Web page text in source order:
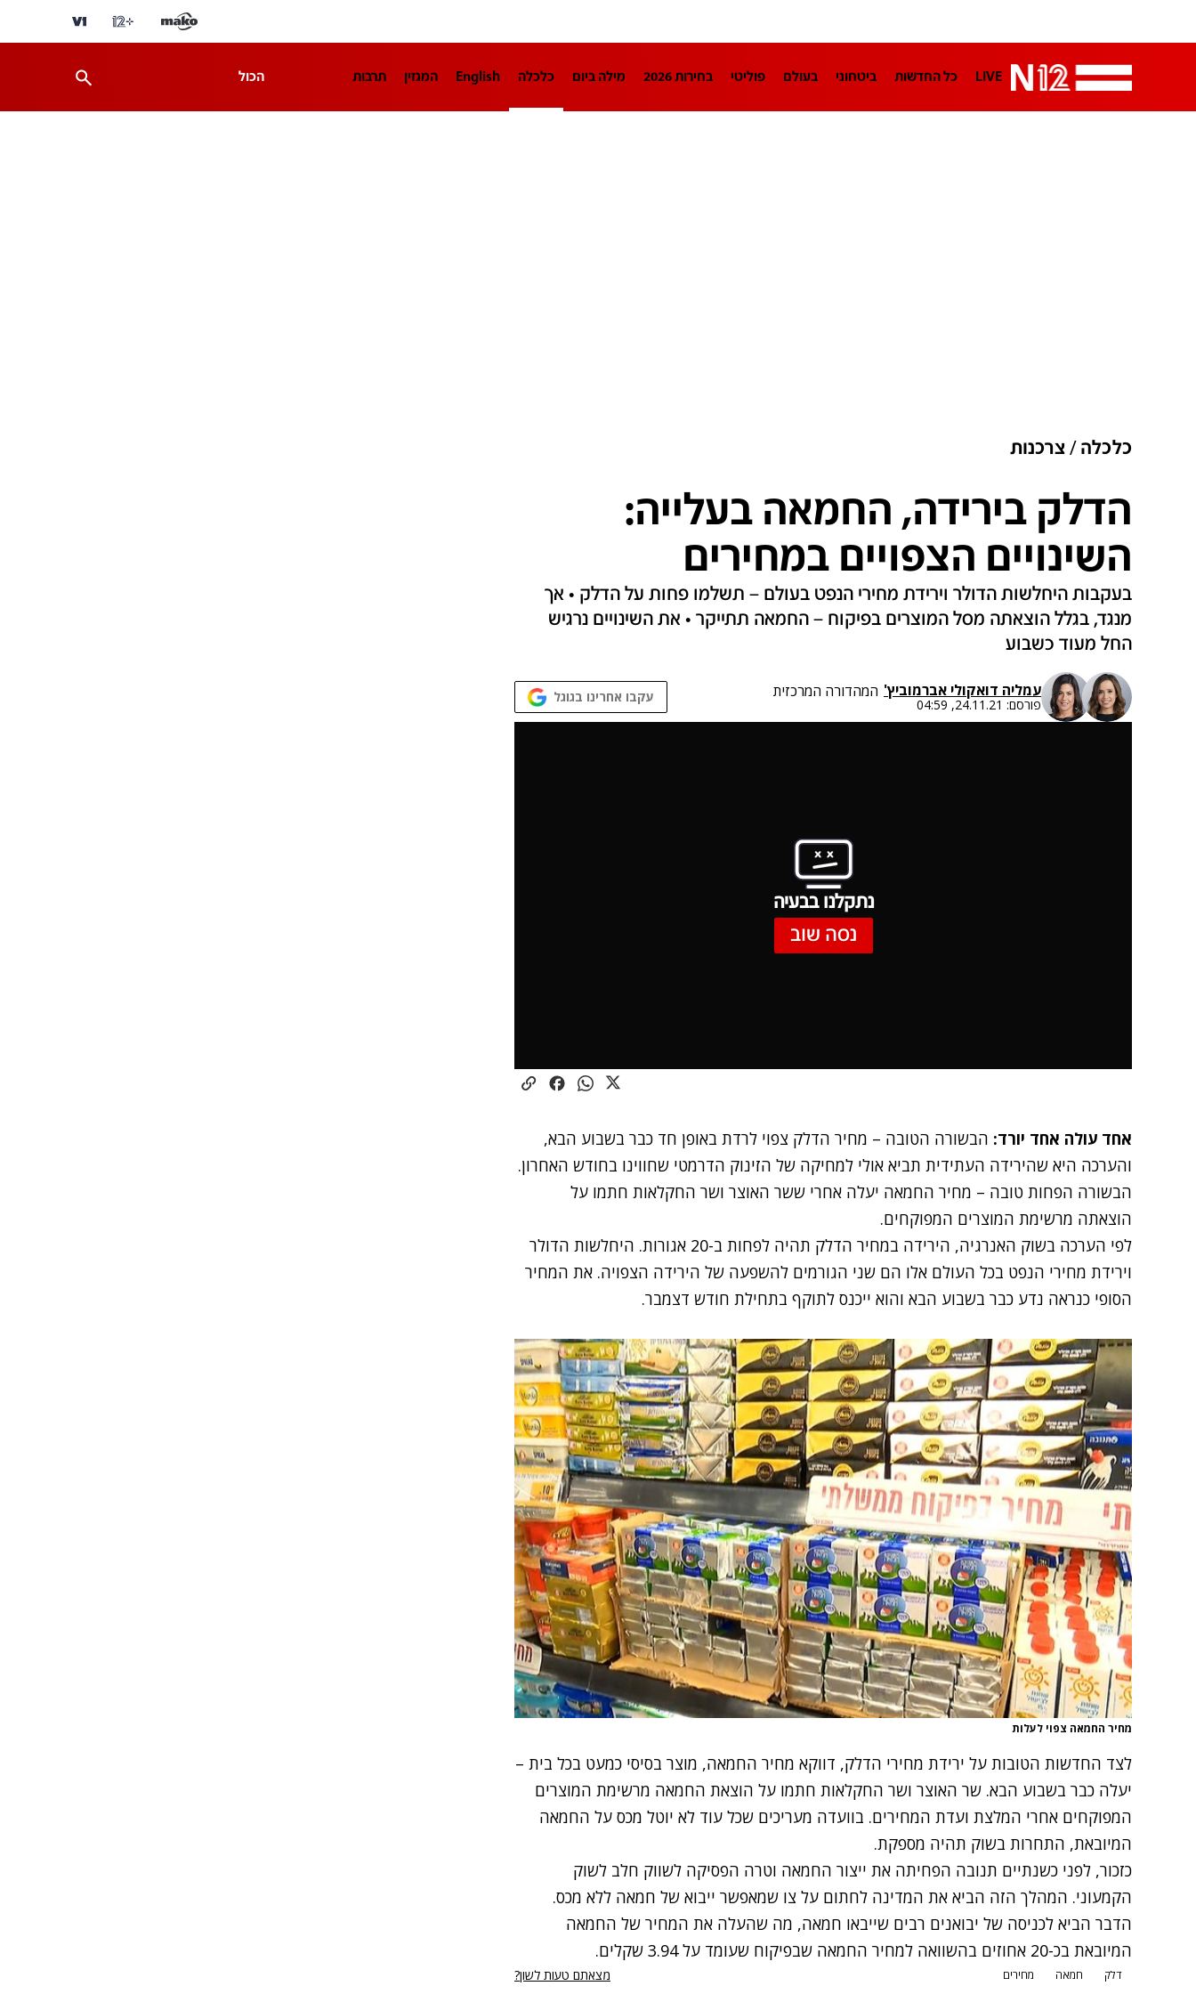
LIVE כל החדשות ביטחוני בעולם פוליטי בחירות 2026 מילה ביום כלכלה English המגזין תרבות הכול
כלכלה צרכנות
הדלק בירידה, החמאה בעלייה:
השינויים הצפויים במחירים
בעקבות היחלשות הדולר וירידת מחירי הנפט בעולם – תשלמו פחות על הדלק • אך
מנגד, בגלל הוצאתה מסל המוצרים בפיקוח – החמאה תתייקר • את השינויים נרגיש
החל מעוד כשבוע
עמליה דואקולי אברמוביץ' המהדורה המרכזית
פורסם: 24.11.21, 04:59 עקבו אחרינו בגוגל
נתקלנו בבעיה
נסה שוב
אחד עולה אחד יורד: הבשורה הטובה – מחיר הדלק צפוי לרדת באופן חד כבר בשבוע הבא,
והערכה היא שהירידה העתידית תביא אולי למחיקה של הזינוק הדרמטי שחווינו בחודש האחרון.
הבשורה הפחות טובה – מחיר החמאה יעלה אחרי ששר האוצר ושר החקלאות חתמו על
הוצאתה מרשימת המוצרים המפוקחים.
לפי הערכה בשוק האנרגיה, הירידה במחיר הדלק תהיה לפחות ב-20 אגורות. היחלשות הדולר
וירידת מחירי הנפט בכל העולם אלו הם שני הגורמים להשפעה של הירידה הצפויה. את המחיר
הסופי כנראה נדע כבר בשבוע הבא והוא ייכנס לתוקף בתחילת חודש דצמבר.
מחיר החמאה צפוי לעלות
לצד החדשות הטובות על ירידת מחירי הדלק, דווקא מחיר החמאה, מוצר בסיסי כמעט בכל בית –
יעלה כבר בשבוע הבא. שר האוצר ושר החקלאות חתמו על הוצאת החמאה מרשימת המוצרים
המפוקחים אחרי המלצת ועדת המחירים. בוועדה מעריכים שכל עוד לא יוטל מכס על החמאה
המיובאת, התחרות בשוק תהיה מספקת.
כזכור, לפני כשנתיים תנובה הפחיתה את ייצור החמאה וטרה הפסיקה לשווק חלב לשוק
הקמעוני. המהלך הזה הביא את המדינה לחתום על צו שמאפשר ייבוא של חמאה ללא מכס.
הדבר הביא לכניסה של יבואנים רבים שייבאו חמאה, מה שהעלה את המחיר של החמאה
המיובאת בכ-20 אחוזים בהשוואה למחיר החמאה שבפיקוח שעומד על 3.94 שקלים.
דלק חמאה מחירים מצאתם טעות לשון?